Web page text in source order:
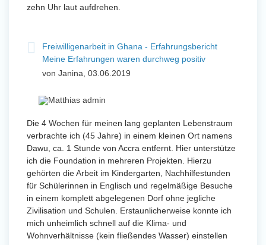
zehn Uhr laut aufdrehen.
Freiwilligenarbeit in Ghana - Erfahrungsbericht
Meine Erfahrungen waren durchweg positiv
von Janina, 03.06.2019
Die 4 Wochen für meinen lang geplanten Lebenstraum
verbrachte ich (45 Jahre) in einem kleinen Ort namens
Dawu, ca. 1 Stunde von Accra entfernt. Hier unterstütze
ich die Foundation in mehreren Projekten. Hierzu
gehörten die Arbeit im Kindergarten, Nachhilfestunden
für Schülerinnen in Englisch und regelmäßige Besuche
in einem komplett abgelegenen Dorf ohne jegliche
Zivilisation und Schulen. Erstaunlicherweise konnte ich
mich unheimlich schnell auf die Klima- und
Wohnverhältnisse (kein fließendes Wasser) einstellen